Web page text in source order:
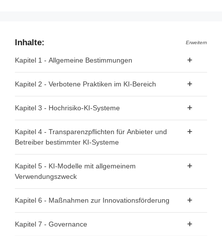
Inhalte: Erweitern
Kapitel 1 - Allgemeine Bestimmungen
Artikel 2 - Anwendungsbereich
Artikel 3 - Begriffsbestimmungen
Artikel 4 - KI-Kompetenz
Kapitel 2 - Verbotene Praktiken im KI-Bereich
Kapitel 3 - Hochrisiko-KI-Systeme
Abschnitt 1 - Einstufung von KI-Systemen als Hochrisiko-KI-
Systeme
Systeme
Abschnitt 2 - Anforderungen an Hochrisiko-KI-Systeme
Artikel 8 - Einhaltung der Anforderungen
Kapitel 4 - Transparenzpflichten für Anbieter und
Betreiber bestimmter KI-Systeme
Betreiber bestimmter KI-Systeme
Kapitel 5 - KI-Modelle mit allgemeinem
Verwendungszweck
Abschnitt 1 - Einstufungsvorschriften
Verwendungszweck als KI-Modelle mit allgemeinem
Kapitel 6 - Maßnahmen zur Innovationsförderung
Kapitel 7 - Governance